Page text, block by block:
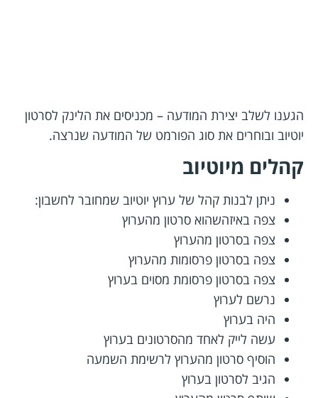
הגענו לשלב יצירת המודעה – מכניסים את הלינק לסרטון
יוטיוב ובוחרים את סוג הפורמט של המודעה שנרצה.
קהלים מיוטיוב
ניתן לבנות קהל של ערוץ יוטיוב שמחובר לחשבון:
צפה באיזהשהוא סרטון מהערוץ
צפה בסרטון מהערוץ
צפה בסרטון פרסומות מהערוץ
צפה בסרטון פרסומת מסוים בערוץ
נרשם לערוץ
היה בערוץ
עשה לייק לאחד מהסרטונים בערוץ
הוסיף סרטון מהערוץ לרשימת השמעה
הגיב לסרטון בערוץ